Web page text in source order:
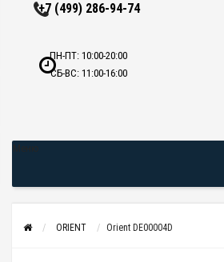
+7 (499) 286-94-74
ПН-ПТ: 10:00-20:00
СБ-ВС: 11:00-16:00
ORIENT Orient DE00004D